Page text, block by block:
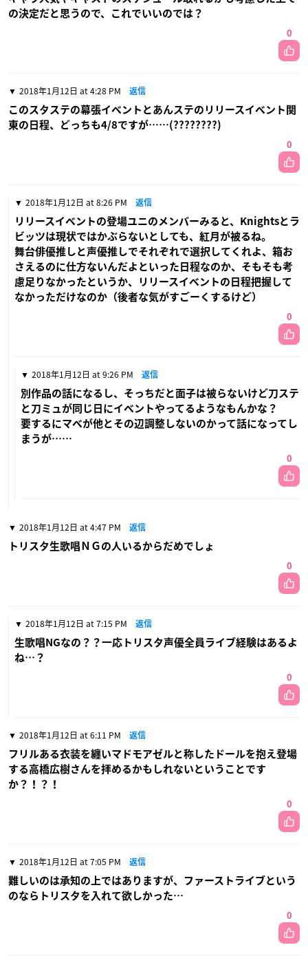
の決定だと思うので、これでいいのでは？
0
2018年1月12日 at 4:28 PM 返信
このスタステの幕張イベントとあんステのリリースイベント関
東の日程、どっちも4/8ですが……(????????)
0
2018年1月12日 at 8:26 PM 返信
リリースイベントの登場ユニのメンバーみると、Knightsとラ
ビッツは現状ではかぶらないとしても、紅月が被るね。
舞台俳優推しと声優推しでそれぞれで選択してくれよ、箱お
さえるのに仕方ないんだよといった日程なのか、そもそも考
慮足りなかったというか、リリースイベントの日程把握して
なかっただけなのか（後者な気がすごーくするけど）
0
2018年1月12日 at 9:26 PM 返信
別作品の話になるし、そっちだと面子は被らないけど刀ステ
と刀ミュが同じ日にイベントやってるようなもんかな？
要するにマベが他とその辺調整しないのかって話になってし
まうが……
0
2018年1月12日 at 4:47 PM 返信
トリスタ生歌唱ＮＧの人いるからだめでしょ
0
2018年1月12日 at 7:15 PM 返信
生歌唱NGなの？？一応トリスタ声優全員ライブ経験はあるよ
ね…？
0
2018年1月12日 at 6:11 PM 返信
フリルある衣装を纏いマドモアゼルと称したドールを抱え登場
する高橋広樹さんを拝めるかもしれないということです
か？！？！
0
2018年1月12日 at 7:05 PM 返信
難しいのは承知の上ではありますが、ファーストライブという
のならトリスタを入れて欲しかった…
0